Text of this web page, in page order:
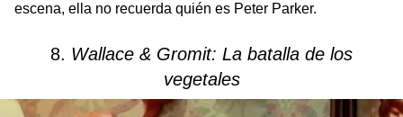
escena, ella no recuerda quién es Peter Parker.
8. Wallace & Gromit: La batalla de los
vegetales